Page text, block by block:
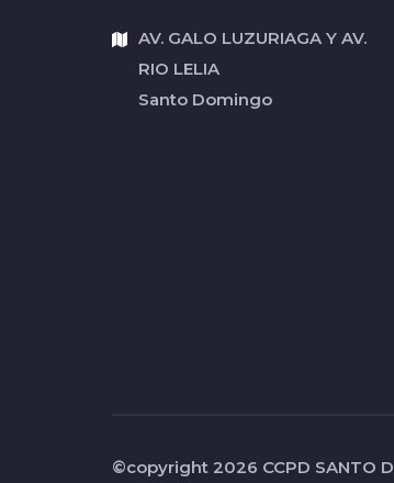
AV. GALO LUZURIAGA Y AV.
RIO LELIA
Santo Domingo
©copyright 2026 CCPD SANTO